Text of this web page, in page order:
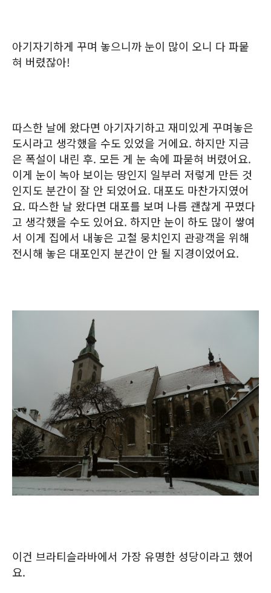
아기자기하게 꾸며 놓으니까 눈이 많이 오니 다 파뭍
혀 버렸잖아!
따스한 날에 왔다면 아기자기하고 재미있게 꾸며놓은
도시라고 생각했을 수도 있었을 거에요. 하지만 지금
은 폭설이 내린 후. 모든 게 눈 속에 파묻혀 버렸어요.
이게 눈이 녹아 보이는 땅인지 일부러 저렇게 만든 것
인지도 분간이 잘 안 되었어요. 대포도 마찬가지였어
요. 따스한 날 왔다면 대포를 보며 나름 괜찮게 꾸몄다
고 생각했을 수도 있어요. 하지만 눈이 하도 많이 쌓여
서 이게 집에서 내놓은 고철 뭉치인지 관광객을 위해
전시해 놓은 대포인지 분간이 안 될 지경이었어요.
이건 브라티슬라바에서 가장 유명한 성당이라고 했어
요.